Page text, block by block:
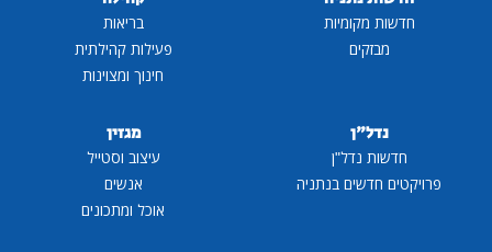
חדשות מקומיות
מבזקים
בריאות
פעילות קהילתית
חינוך ומצוינות
נדל"ן
חדשות נדל"ן
פרויקטים חדשים בנתניה
מגזין
עיצוב וסטייל
אנשים
אוכל ומתכונים